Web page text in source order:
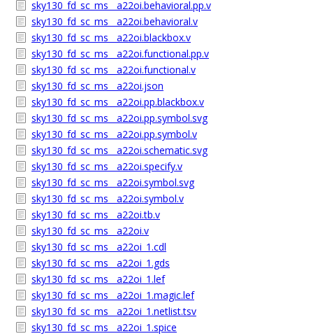
sky130_fd_sc_ms__a22oi.behavioral.pp.v
sky130_fd_sc_ms__a22oi.behavioral.v
sky130_fd_sc_ms__a22oi.blackbox.v
sky130_fd_sc_ms__a22oi.functional.pp.v
sky130_fd_sc_ms__a22oi.functional.v
sky130_fd_sc_ms__a22oi.json
sky130_fd_sc_ms__a22oi.pp.blackbox.v
sky130_fd_sc_ms__a22oi.pp.symbol.svg
sky130_fd_sc_ms__a22oi.pp.symbol.v
sky130_fd_sc_ms__a22oi.schematic.svg
sky130_fd_sc_ms__a22oi.specify.v
sky130_fd_sc_ms__a22oi.symbol.svg
sky130_fd_sc_ms__a22oi.symbol.v
sky130_fd_sc_ms__a22oi.tb.v
sky130_fd_sc_ms__a22oi.v
sky130_fd_sc_ms__a22oi_1.cdl
sky130_fd_sc_ms__a22oi_1.gds
sky130_fd_sc_ms__a22oi_1.lef
sky130_fd_sc_ms__a22oi_1.magic.lef
sky130_fd_sc_ms__a22oi_1.netlist.tsv
sky130_fd_sc_ms__a22oi_1.spice